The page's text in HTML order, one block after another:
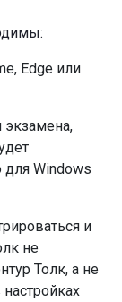
Edge или
экзамена,
для Windows
и
не
Толк, а не